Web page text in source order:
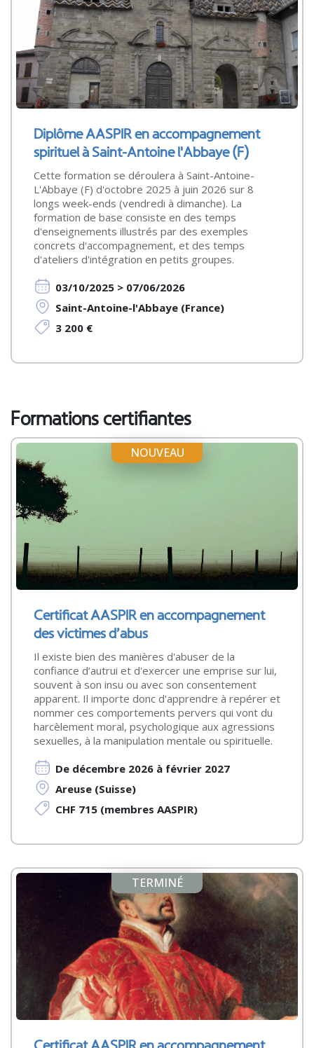
Diplôme AASPIR en accompagnement
spirituel à Saint-Antoine l'Abbaye (F)
Cette formation se déroulera à Saint-Antoine-
L'Abbaye (F) d'octobre 2025 à juin 2026 sur 8
longs week-ends (vendredi à dimanche). La
formation de base consiste en des temps
d'enseignements illustrés par des exemples
concrets d'accompagnement, et des temps
d'ateliers d'intégration en petits groupes.
03/10/2025 > 07/06/2026
Saint-Antoine-l'Abbaye (France)
3 200 €
Formations certifiantes
NOUVEAU
Certificat AASPIR en accompagnement
des victimes d’abus
Il existe bien des manières d'abuser de la
confiance d’autrui et d'exercer une emprise sur lui,
souvent à son insu ou avec son consentement
apparent. Il importe donc d'apprendre à repérer et
nommer ces comportements pervers qui vont du
harcèlement moral, psychologique aux agressions
sexuelles, à la manipulation mentale ou spirituelle.
De décembre 2026 à février 2027
Areuse (Suisse)
CHF 715 (membres AASPIR)
TERMINÉ